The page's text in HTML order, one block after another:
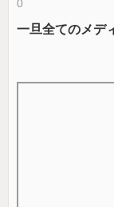
0
一旦全てのメデ